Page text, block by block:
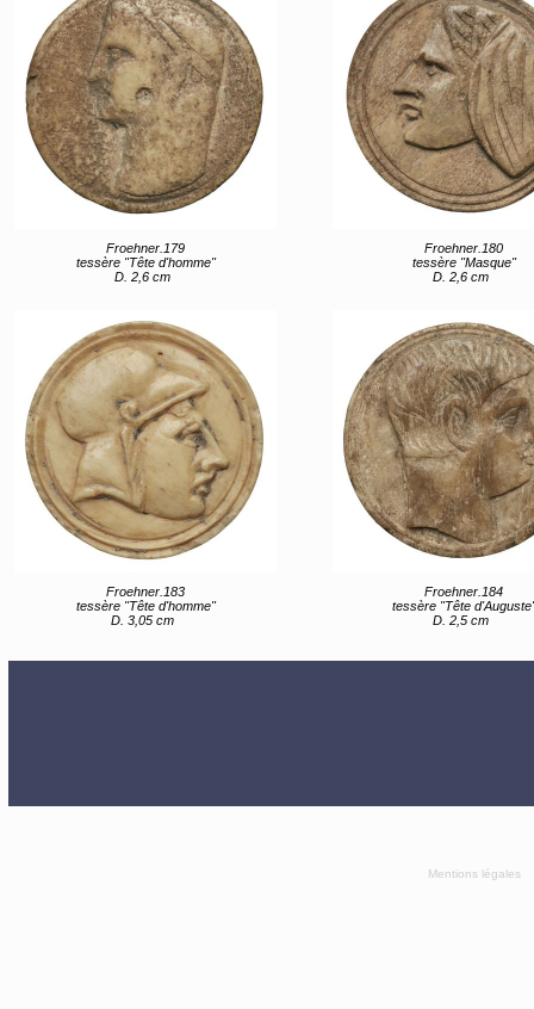
Froehner.179
tessère "Tête d'homme"
D. 2,6 cm
Froehner.180
tessère "Masque"
D. 2,6 cm
Froehner.183
tessère "Tête d'homme"
D. 3,05 cm
Froehner.184
tessère "Tête
D. 2,5 cm
Mentions légales